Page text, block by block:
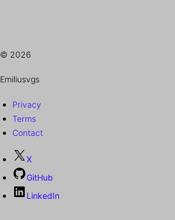
© 2026
Emiliusvgs
Privacy
Terms
Contact
X
GitHub
LinkedIn